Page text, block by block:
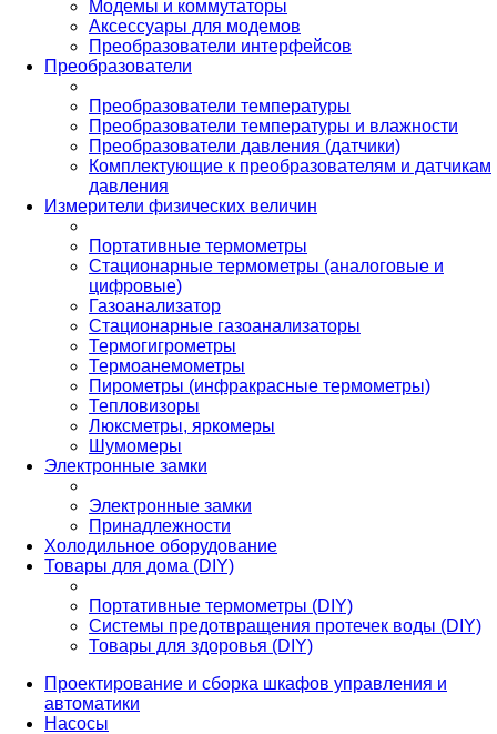
Модемы и коммутаторы
Аксессуары для модемов
Преобразователи интерфейсов
Преобразователи
Преобразователи температуры
Преобразователи температуры и влажности
Преобразователи давления (датчики)
Комплектующие к преобразователям и датчикам
давления
Измерители физических величин
Портативные термометры
Стационарные термометры (аналоговые и
цифровые)
Газоанализатор
Стационарные газоанализаторы
Термогигрометры
Термоанемометры
Пирометры (инфракрасные термометры)
Тепловизоры
Люксметры, яркомеры
Шумомеры
Электронные замки
Электронные замки
Принадлежности
Холодильное оборудование
Товары для дома (DIY)
Портативные термометры (DIY)
Системы предотвращения протечек воды (DIY)
Товары для здоровья (DIY)
Проектирование и сборка шкафов управления и
автоматики
Насосы